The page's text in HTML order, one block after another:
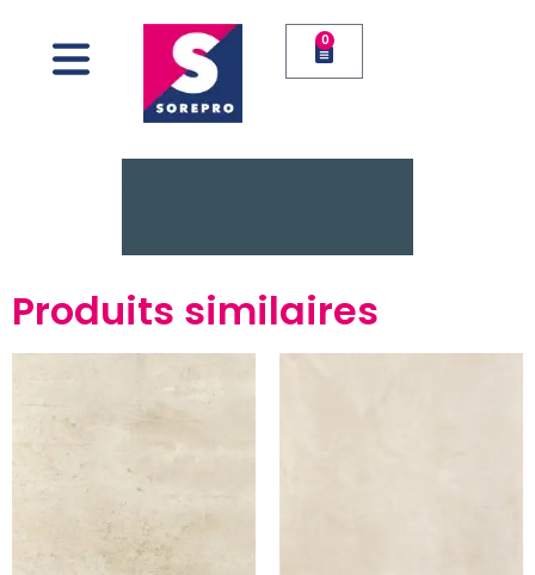
0
Produits similaires